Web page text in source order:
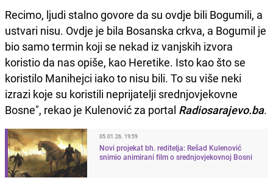
Recimo, ljudi stalno govore da su ovdje bili Bogumili, a
ustvari nisu. Ovdje je bila Bosanska crkva, a Bogumil je
bio samo termin koji se nekad iz vanjskih izvora
koristio da nas opiše, kao Heretike. Isto kao što se
koristilo Manihejci iako to nisu bili. To su više neki
izrazi koje su koristili neprijatelji srednjovjekovne
Bosne", rekao je Kulenović za portal Radiosarajevo.ba.
05.01.26. 19:59
Novi projekat bh. reditelja: Rešad Kulenović
snimio animirani film o srednjovjekovnoj Bosni